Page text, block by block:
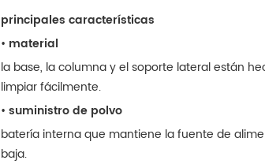
principales características
• material
la base, la columna y el soporte lateral están
limpiar fácilmente.
• suministro de polvo
batería interna que mantiene la fuente de
baja.